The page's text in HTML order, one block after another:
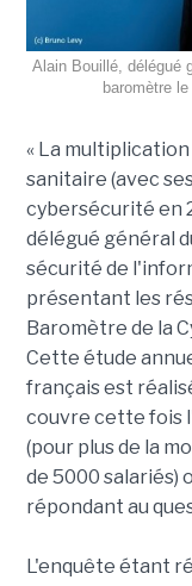
Alain Bouillé, délégué
baromètre
« La
sanitaire (avec
cybersécurité en
délégué général
sécurité de
présentant les
Baromètre de la
Cette étude
français est
couvre cette fois
(pour plus de la
de 5000 salariés)
répondant au
L'enquête étant